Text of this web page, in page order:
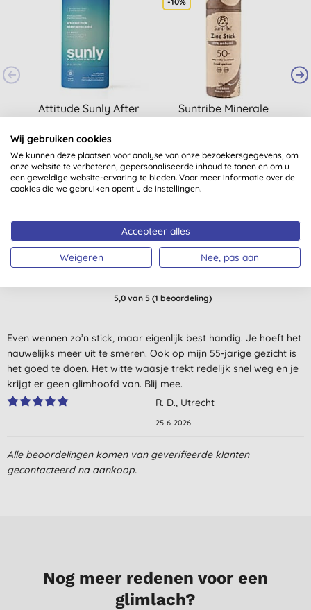
Attitude Sunly After
Komkommer
€ 23,99
KOPEN
Suntribe Minerale
€ 15,75
KOPEN
5,0van 5 (1 beoordeling)
Even wennen zo’n stick, maar eigenlijk best handig. Je hoeft het
nauwelijks meer uit te smeren. Ook op mijn 55-jarige gezicht is
het goed te doen. Het witte waasje trekt redelijk snel weg en je
krijgt er geen glimhoofd van. Blij mee.
R. D., Utrecht
25-6-2026
Alle beoordelingen komen van geverifieerde klanten
gecontacteerd na aankoop.
Nog meer redenen voor een
glimlach?
Wij gebruiken cookies
We kunnen deze plaatsen voor analyse van onze bezoekersgegevens, om
onze website te verbeteren, gepersonaliseerde inhoud te tonen en om u
een geweldige website-ervaring te bieden. Voor meer informatie over de
cookies die we gebruiken opent u de instellingen.
Accepteer alles
Weigeren Nee, pas aan